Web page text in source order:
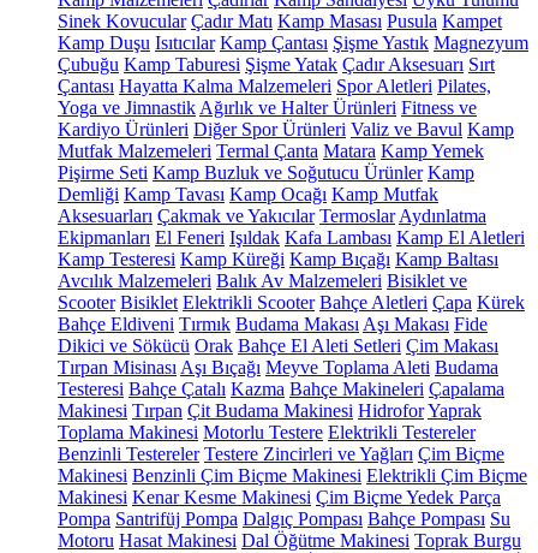
Sinek Kovucular Çadır Matı Kamp Masası Pusula Kampet
Kamp Duşu Isıtıcılar Kamp Çantası Şişme Yastık Magnezyum
Çubuğu Kamp Taburesi Şişme Yatak Çadır Aksesuarı Sırt
Çantası Hayatta Kalma Malzemeleri Spor Aletleri Pilates,
Yoga ve Jimnastik Ağırlık ve Halter Ürünleri Fitness ve
Kardiyo Ürünleri Diğer Spor Ürünleri Valiz ve Bavul Kamp
Mutfak Malzemeleri Termal Çanta Matara Kamp Yemek
Pişirme Seti Kamp Buzluk ve Soğutucu Ürünler Kamp
Demliği Kamp Tavası Kamp Ocağı Kamp Mutfak
Aksesuarları Çakmak ve Yakıcılar Termoslar Aydınlatma
Ekipmanları El Feneri Işıldak Kafa Lambası Kamp El Aletleri
Kamp Testeresi Kamp Küreği Kamp Bıçağı Kamp Baltası
Avcılık Malzemeleri Balık Av Malzemeleri Bisiklet ve
Scooter Bisiklet Elektrikli Scooter Bahçe Aletleri Çapa Kürek
Bahçe Eldiveni Tırmık Budama Makası Aşı Makası Fide
Dikici ve Sökücü Orak Bahçe El Aleti Setleri Çim Makası
Tırpan Misinası Aşı Bıçağı Meyve Toplama Aleti Budama
Testeresi Bahçe Çatalı Kazma Bahçe Makineleri Çapalama
Makinesi Tırpan Çit Budama Makinesi HidroforYaprak
Toplama Makinesi Motorlu Testere Elektrikli Testereler
Benzinli Testereler Testere Zincirleri ve Yağları Çim Biçme
Makinesi Benzinli Çim Biçme Makinesi Elektrikli Çim Biçme
Makinesi Kenar Kesme Makinesi Çim Biçme Yedek Parça
Pompa Santrifüj Pompa Dalgıç Pompası Bahçe Pompası Su
Motoru Hasat Makinesi Dal Öğütme Makinesi Toprak Burgu